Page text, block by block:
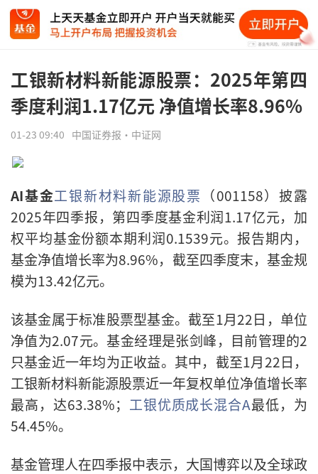
工银新材料新能源股票：2025年第四
季度利润1.17亿元 净值增长率8.96%
01-23 09:40 中国证券报·中证网
AI基金工银新材料新能源股票 （001158）披露
2025年四季报，第四季度基金利润1.17亿元，加
权平均基金份额本期利润0.1539元。报告期内，
基金净值增长率为8.96%，截至四季度末，基金规
模为13.42亿元。
该基金属于标准股票型基金。截至1月22日，单位
净值为2.07元。基金经理是张剑峰，目前管理的2
只基金近一年均为正收益。其中，截至1月22日，
工银新材料新能源股票近一年复权单位净值增长率
最高，达63.38%； 工银优质成长混合A最低，为
54.45%。
基金管理人在四季报中表示，大国博弈以及全球政